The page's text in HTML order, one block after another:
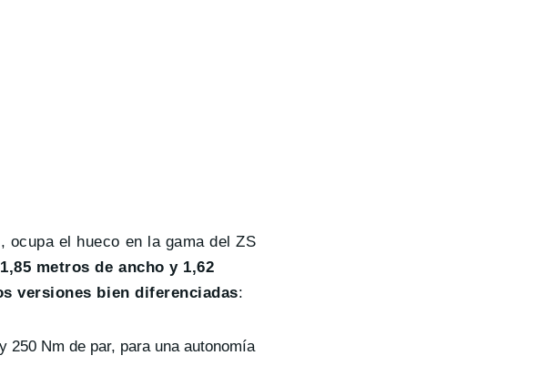
ocupa el hueco en la gama del ZS
metros de ancho y 1,62
versiones bien diferenciadas:
250 Nm de par, para una autonomía